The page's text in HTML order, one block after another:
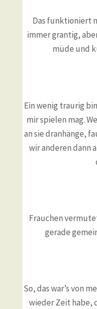
Das funktioniert
immer grantig,
müde und
Ein wenig traurig
mir spielen mag.
an sie dranhänge,
wir anderen dann
Frauchen
gerade
So, das war’s von
wieder Zeit habe,